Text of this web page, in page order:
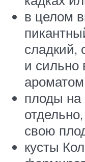
в целом
сладкий,
и
плоды на
свою
кусты